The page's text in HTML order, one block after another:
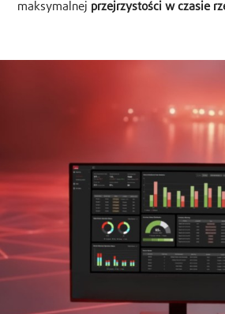
maksymalnej przejrzystości w czasie